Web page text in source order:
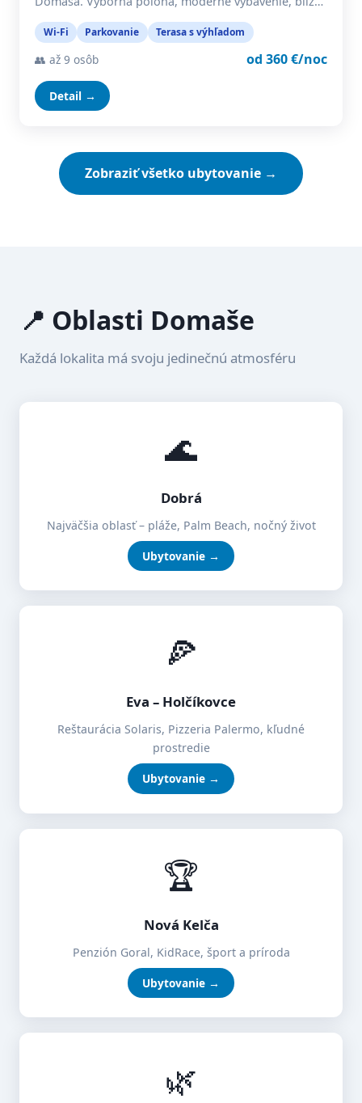
Wi-Fi Parkovanie Terasa s výhľadom
👥 až 9 osôb od 360 €/noc
Detail →
Zobraziť všetko ubytovanie →
📍 Oblasti Domaše
Každá lokalita má svoju jedinečnú atmosféru
🌊
Dobrá
Najväčšia oblasť – pláže, Palm Beach, nočný život
Ubytovanie →
🍕
Eva – Holčíkovce
Reštaurácia Solaris, Pizzeria Palermo, kľudné
prostredie
Ubytovanie →
🏆
Nová Kelča
Penzión Goral, KidRace, šport a príroda
Ubytovanie →
🌿